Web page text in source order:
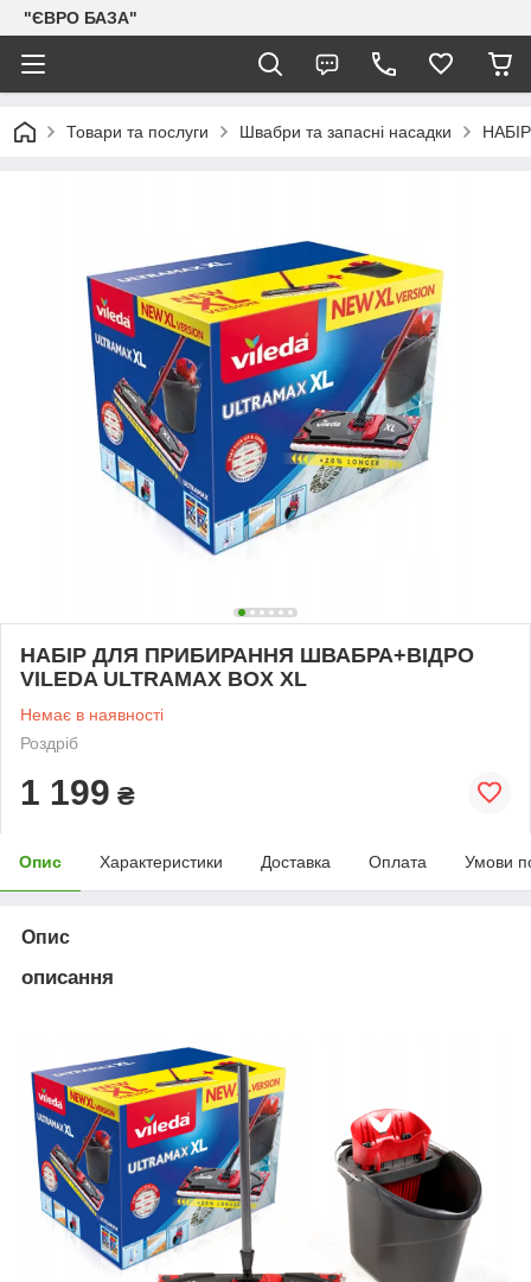
"ЄВРО БАЗА"
Товари та послуги Швабри та запасні насадки
НАБІР ДЛЯ ПРИБИРАННЯ ШВАБРА+ВІДРО
VILEDA ULTRAMAX BOX XL
Немає в наявності
Роздріб
1 199 ₴
Опис Характеристики Доставка Оплата Умови
Опис
описання